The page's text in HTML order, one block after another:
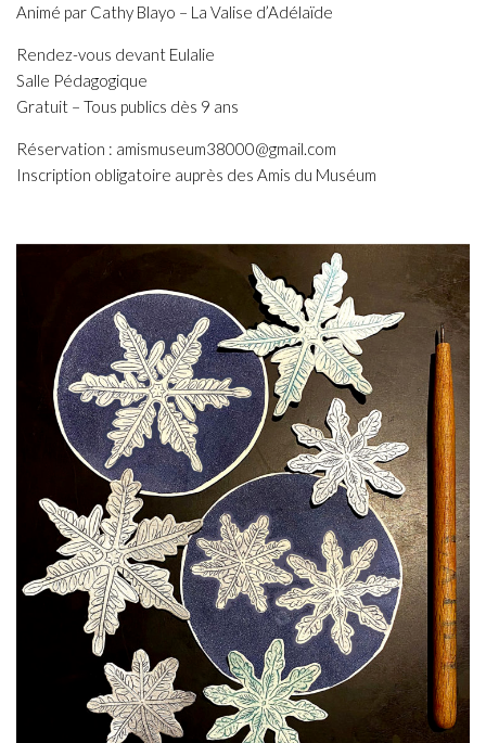
Animé par Cathy Blayo – La Valise d’Adélaïde
Rendez-vous devant Eulalie
Salle Pédagogique
Gratuit – Tous publics dès 9 ans
Réservation : amismuseum38000@gmail.com
Inscription obligatoire auprès des Amis du Muséum